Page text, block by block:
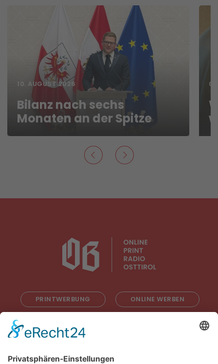
10. AUGUST 2026
Bilanz nach sechs
Monaten an der Spitze
PRINTWERBUNG ONLINE WERBEN